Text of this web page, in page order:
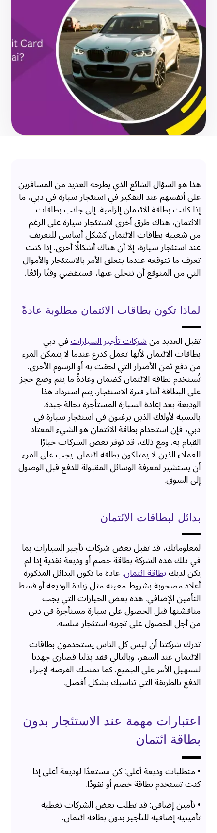
هذا هو السؤال الشائع الذي يطرحه العديد من المسافرين
على أنفسهم عند التفكير في استئجار سيارة في دبي، ما
إذا كانت بطاقة الائتمان إلزامية. إلى جانب بطاقات
الائتمان، هناك طرق أخرى لاستئجار سيارة على الرغم
من شعبية بطاقات الائتمان كشكل أساسي للتعريف
عند استئجار سيارة، إلا أن هناك أشكالًا أخرى. إذا كنت
تعرف ما تتوقعه عندما يتعلق الأمر بالاستئجار والأموال
التي من المتوقع أن تتخلى عنها، فستقضي وقتًا رائعًا.
لماذا تكون بطاقات الائتمان مطلوبة عادةً
تقبل العديد منشركات تأجير السياراتفي دبي
بطاقات الائتمان لأنها تعمل كدرع عندما لا يتمكن المرء
من دفع ثمن الأضرار التي لحقت به أو الرسوم الأخرى.
تُستخدم بطاقة الائتمان كضمان وعادةً ما يتم وضع حجز
على البطاقة أثناء فترة الاستئجار. يتم استرداد هذا
الوديعة بعد إعادة السيارة المستأجرة بحالة جيدة.
بالنسبة لأولئك الذين يرغبون في استئجار سيارة في
دبي، فإن استخدام بطاقة الائتمان هو الشيء المعتاد
القيام به. ومع ذلك، قد توفر بعض الشركات خيارًا
للعملاء الذين لا يمتلكون بطاقة ائتمان. يجب على المرء
أن يستشير لمعرفة الوسائل المقبولة للدفع قبل الوصول
إلى السوق.
بدائل لبطاقات الائتمان
لمعلوماتك، قد تقبل بعض شركات تأجير السيارات بما
في ذلك هذه الشركة بطاقة خصم أو وديعة نقدية إذا لم
يكن لديكبطاقة ائتمان. عادة ما تكون البدائل المذكورة
أعلاه مصحوبة بشروط معينة مثل زيادة الوديعة أو قسط
التأمين الإضافي. هذه بعض الخيارات التي يجب
مناقشتها قبل الحصول على سيارة مستأجرة في دبي
من أجل الحصول على تجربة استئجار سلسة.
تدرك شركتنا أن ليس كل الناس يستخدمون بطاقات
الائتمان عند السفر، وبالتالي فقد بذلنا قصارى جهدنا
لتسهيل الأمر على الجميع. كما نمنحك الفرصة لإجراء
الدفع بالطريقة التي تناسبك بشكل أفضل.
اعتبارات مهمة عند الاستئجار بدون
بطاقة ائتمان
• متطلبات وديعة أعلى: كن مستعدًا لوديعة أعلى إذا
كنت تستخدم بطاقة خصم أو نقودًا.
• تأمين إضافي: قد تطلب بعض الشركات تغطية
تأمينية إضافية للتأجير بدون بطاقة ائتمان.